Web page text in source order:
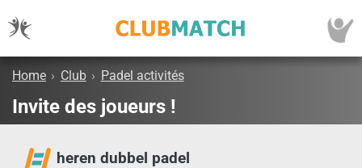
Home › Club › Padel activités
Invite des joueurs !
heren dubbel padel